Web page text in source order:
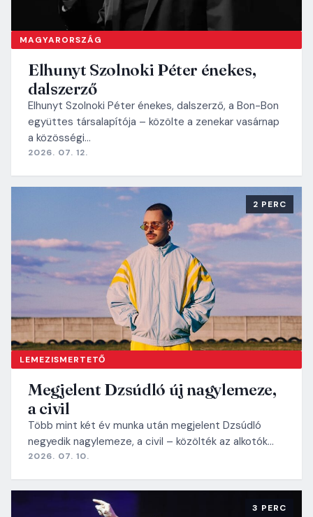
MAGYARORSZÁG
Elhunyt Szolnoki Péter énekes,
dalszerző
Elhunyt Szolnoki Péter énekes, dalszerző, a Bon-Bon
együttes társalapítója – közölte a zenekar vasárnap
a közösségi…
2026. 07. 12.
LEMEZISMERTETŐ
2 PERC
Megjelent Dzsúdló új nagylemeze,
a civil
Több mint két év munka után megjelent Dzsúdló
negyedik nagylemeze, a civil – közölték az alkotók…
2026. 07. 10.
3 PERC